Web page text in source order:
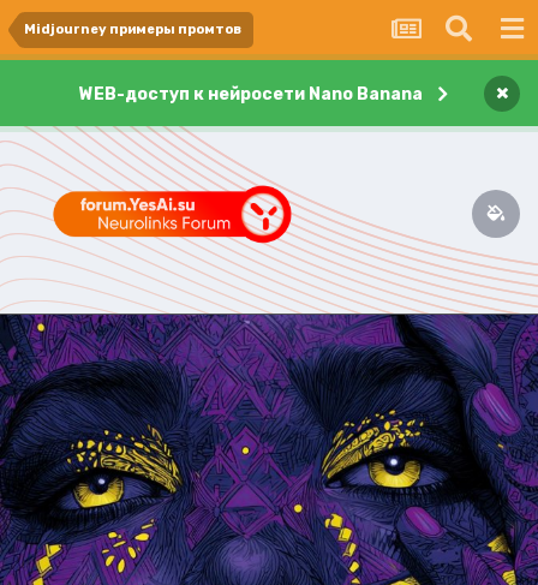
Midjourney примеры промтов
WEB-доступ к нейросети Nano Banana ×